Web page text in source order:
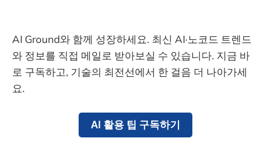
AI Ground와 함께 성장하세요. 최신 AI·노코드 트렌드
와 정보를 직접 메일로 받아보실 수 있습니다. 지금 바
로 구독하고, 기술의 최전선에서 한 걸음 더 나아가세
요.
AI 활용 팁 구독하기